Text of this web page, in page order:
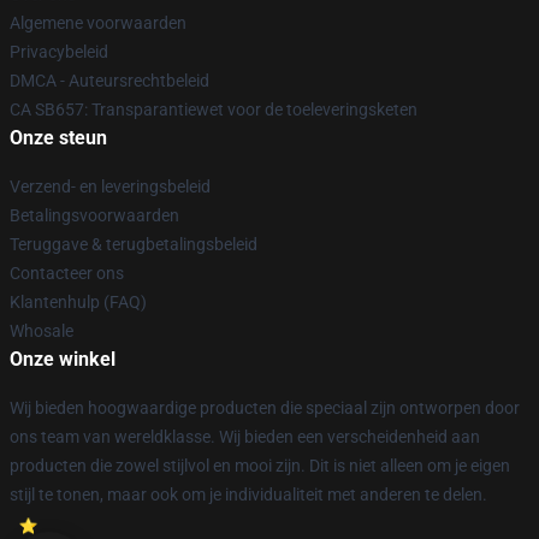
Algemene voorwaarden
Privacybeleid
DMCA - Auteursrechtbeleid
CA SB657: Transparantiewet voor de toeleveringsketen
Onze steun
Verzend- en leveringsbeleid
Betalingsvoorwaarden
Teruggave & terugbetalingsbeleid
Contacteer ons
Klantenhulp (FAQ)
Whosale
Onze winkel
Wij bieden hoogwaardige producten die speciaal zijn ontworpen door
ons team van wereldklasse. Wij bieden een verscheidenheid aan
producten die zowel stijlvol en mooi zijn. Dit is niet alleen om je eigen
stijl te tonen, maar ook om je individualiteit met anderen te delen.